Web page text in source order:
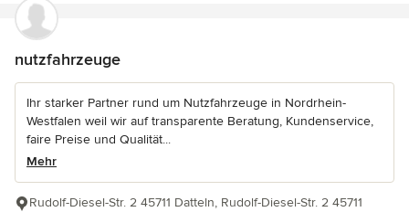
nutzfahrzeuge
Ihr starker Partner rund um Nutzfahrzeuge in Nordrhein-
Westfalen weil wir auf transparente Beratung, Kundenservice,
faire Preise und Qualität...
Mehr
Rudolf-Diesel-Str. 2 45711 Datteln, Rudolf-Diesel-Str. 2 45711